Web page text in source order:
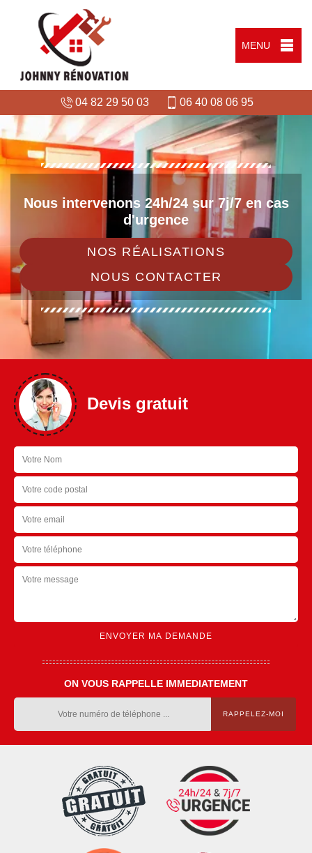
MENU
04 82 29 50 03 06 40 08 06 95
Nous intervenons 24h/24 sur 7j/7 en cas
d'urgence
NOS RÉALISATIONS
NOUS CONTACTER
Devis gratuit
ON VOUS RAPPELLE IMMEDIATEMENT